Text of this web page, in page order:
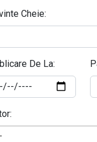
Cheie:
De La: